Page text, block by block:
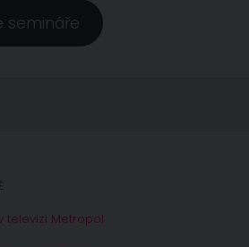
semináře
televizi Metropol